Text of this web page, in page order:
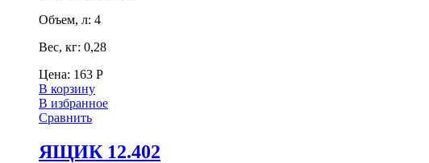
Объем, л: 4
Вес, кг: 0,28
Цена: 163 Р
В корзину
В избранное
Сравнить
ЯЩИК 12.402